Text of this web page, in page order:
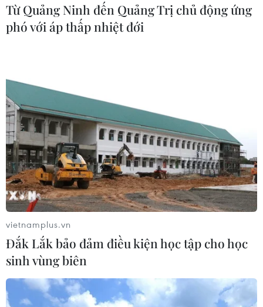
Savan 1 và hành trình 25 năm của
Xem thêm
CƠ QUAN CHỦ QUẢN: THÔNG TẤN XÃ VIỆT NAM
Tổng Biên tập: TRẦN TIẾN DUẨN
Phó Tổng Biên tập: NGUYỄN THỊ TÁM, KHÚC THANH
THỦY
Sở hữu trí tuệ
Quy định sử dụng
Từ Quảng Ninh đến Quảng Trị chủ động ứng
phó với áp thấp nhiệt đới
vietnamplus.vn
Đắk Lắk bảo đảm điều kiện học tập cho học
sinh vùng biên